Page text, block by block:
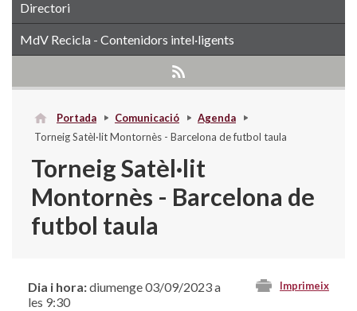
Directori
MdV Recicla - Contenidors intel·ligents
Portada Comunicació
Agenda
Torneig Satèl·lit Montornès - Barcelona de futbol taula
Torneig Satèl·lit
Montornès - Barcelona de
futbol taula
Imprimeix
Dia i hora:diumenge 03/09/2023 a
les 9:30